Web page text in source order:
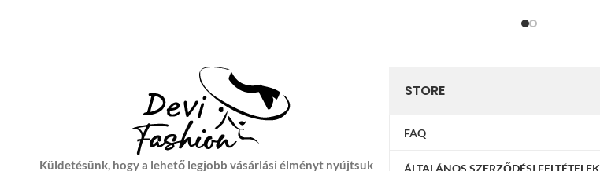
Küldetésünk, hogy a lehető legjobb vásárlási élményt nyújtsuk
STORE
FAQ
ÁLTALÁNOS SZERZŐDÉSI FELTÉTELEK